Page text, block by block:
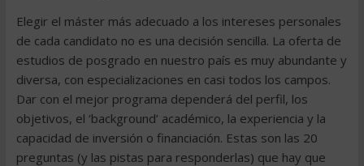
Elegir el máster más adecuado a los intereses personales
de cada candidato no es una decisión sencilla. La oferta de
estudios de posgrado en nuestro país es muy abundante y
diversa, con especializaciones en casi todos los campos.
Dar con el mejor programa dependerá del perfil, los
objetivos, el ‘background’ académico, la experiencia y la
capacidad de inversión o financiación. Estas son las 20
preguntas (y las pistas para responderlas) que hay que